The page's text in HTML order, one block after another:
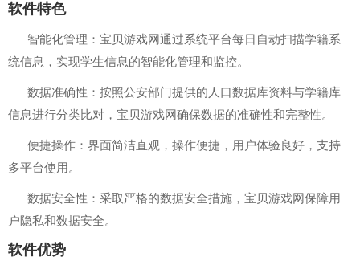
软件特色
智能化管理：宝贝游戏网通过系统平台每日自动扫描学籍系
统信息，实现学生信息的智能化管理和监控。
数据准确性：按照公安部门提供的人口数据库资料与学籍库
信息进行分类比对，宝贝游戏网确保数据的准确性和完整性。
便捷操作：界面简洁直观，操作便捷，用户体验良好，支持
多平台使用。
数据安全性：采取严格的数据安全措施，宝贝游戏网保障用
户隐私和数据安全。
软件优势